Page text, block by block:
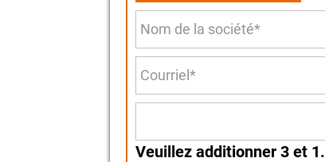
Veuillez additionner 3 et 1.